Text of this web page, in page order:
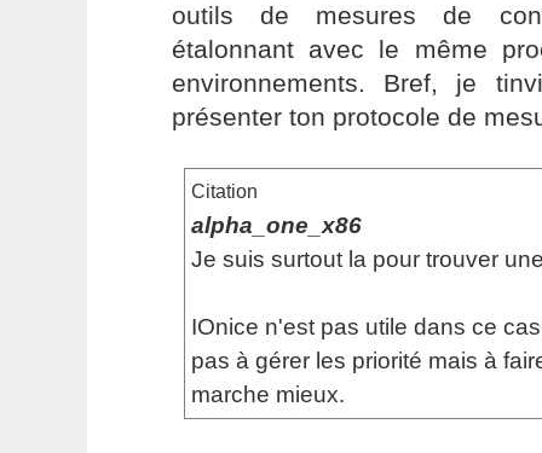
outils de mesures de
étalonnant avec le même
environnements. Bref, je
présenter ton protocole de
Citation
alpha_one_x86
Je suis surtout la pour trouver
IOnice n'est pas utile dans ce
pas à gérer les priorité mais à
marche mieux.